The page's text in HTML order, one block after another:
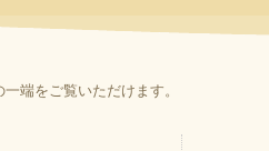
端をご覧いただけます。